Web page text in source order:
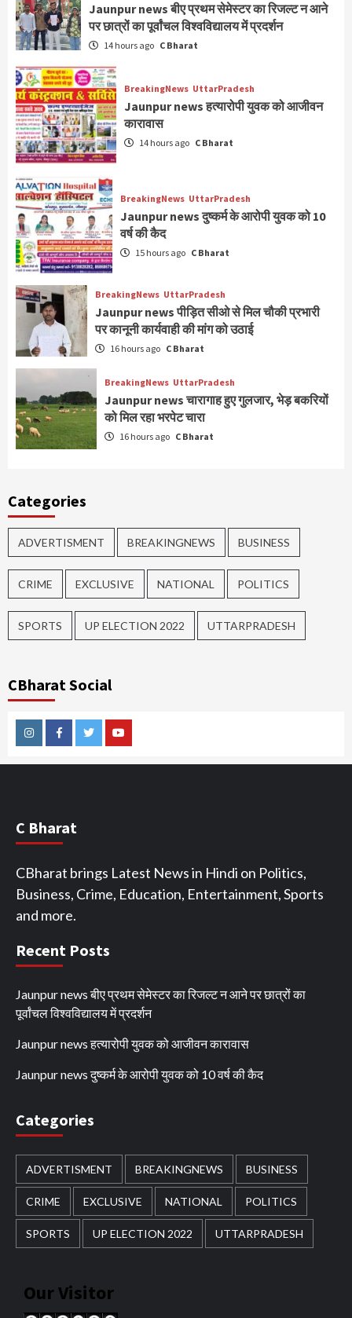
Jaunpur news बीए प्रथम सेमेस्टर का रिजल्ट न आने
पर छात्रों का पूर्वांचल विश्वविद्यालय में प्रदर्शन
14 hours ago C Bharat
BreakingNews UttarPradesh
Jaunpur news हत्यारोपी युवक को आजीवन
कारावास
14 hours ago C Bharat
BreakingNews UttarPradesh
Jaunpur news दुष्कर्म के आरोपी युवक को 10
वर्ष की कैद
15 hours ago C Bharat
BreakingNews UttarPradesh
Jaunpur news पीड़ित सीओ से मिल चौकी प्रभारी
पर कानूनी कार्यवाही की मांग को उठाई
16 hours ago C Bharat
BreakingNews UttarPradesh
Jaunpur news चारागाह हुए गुलजार, भेड़ बकरियों
को मिल रहा भरपेट चारा
16 hours ago C Bharat
Categories
ADVERTISMENT BREAKINGNEWS BUSINESS
CRIME EXCLUSIVE NATIONAL POLITICS
SPORTS UP ELECTION 2022 UTTARPRADESH
CBharat Social
InstagramFacebookTwitterYoutube
C Bharat
CBharat brings Latest News in Hindi on Politics,
Business, Crime, Education, Entertainment, Sports
and more.
Recent Posts
Jaunpur news बीए प्रथम सेमेस्टर का रिजल्ट न आने पर छात्रों का
पूर्वांचल विश्वविद्यालय में प्रदर्शन
Jaunpur news हत्यारोपी युवक को आजीवन कारावास
Jaunpur news दुष्कर्म के आरोपी युवक को 10 वर्ष की कैद
Categories
ADVERTISMENT BREAKINGNEWS BUSINESS
CRIME EXCLUSIVE NATIONAL POLITICS
SPORTS UP ELECTION 2022 UTTARPRADESH
Our Visitor